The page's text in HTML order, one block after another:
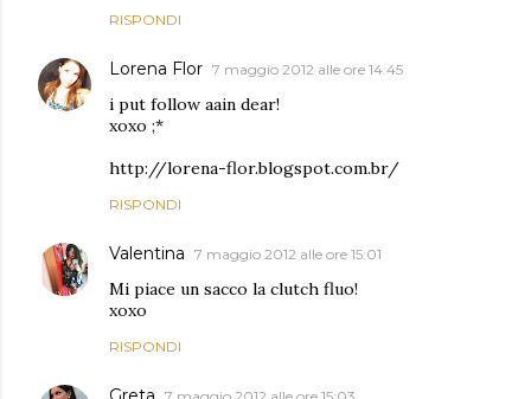
RISPONDI
Lorena Flor 7 maggio 2012 alle ore 14:45
i put follow aain dear!
xoxo ;*
http://lorena-flor.blogspot.com.br/
RISPONDI
Valentina 7 maggio 2012 alle ore 15:01
Mi piace un sacco la clutch fluo!
xoxo
RISPONDI